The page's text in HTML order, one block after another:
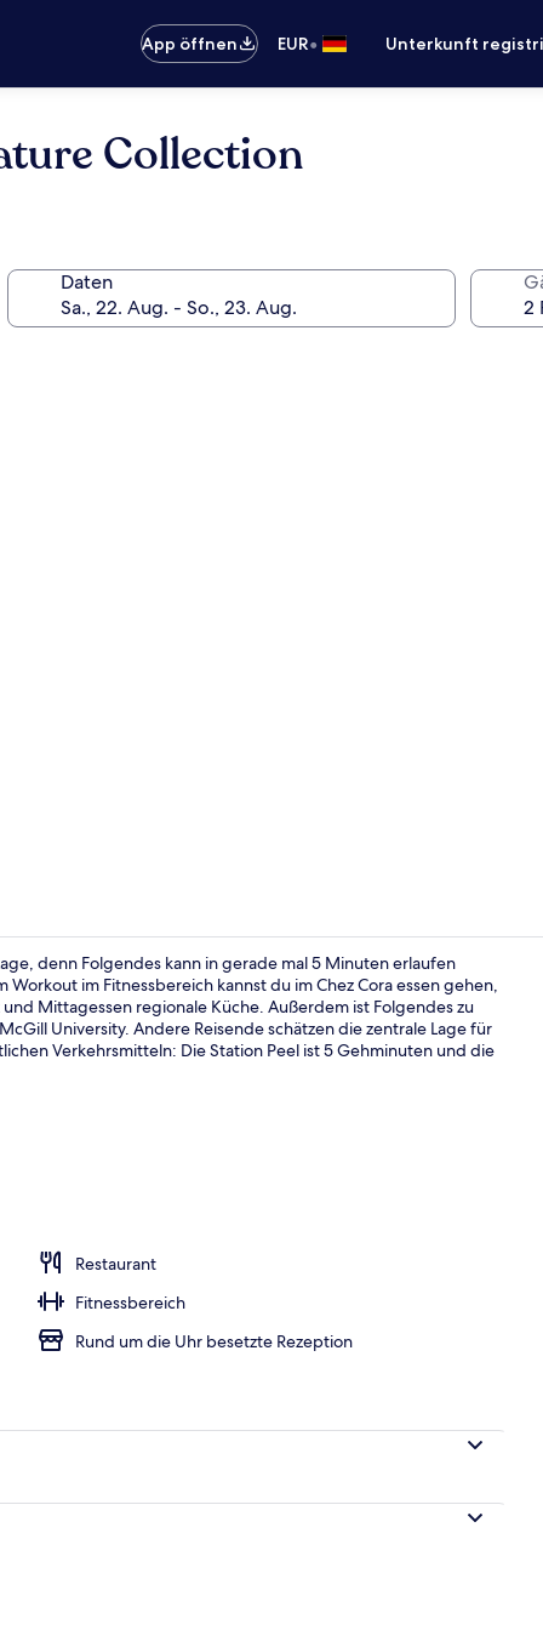
App öffnen
EUR• Unterkunft
Collection
Daten
Außenbereich
denn Folgendes kann in gerade mal 5 Minuten erlaufen
im Fitnessbereich kannst du im Chez Cora essen gehen,
Mittagessen regionale Küche. Außerdem ist Folgendes zu
University. Andere Reisende schätzen die zentrale Lage für
Verkehrsmitteln: Die Station Peel ist 5 Gehminuten und die
Restaurant
Fitnessbereich
Rund um die Uhr besetzte Rezeption